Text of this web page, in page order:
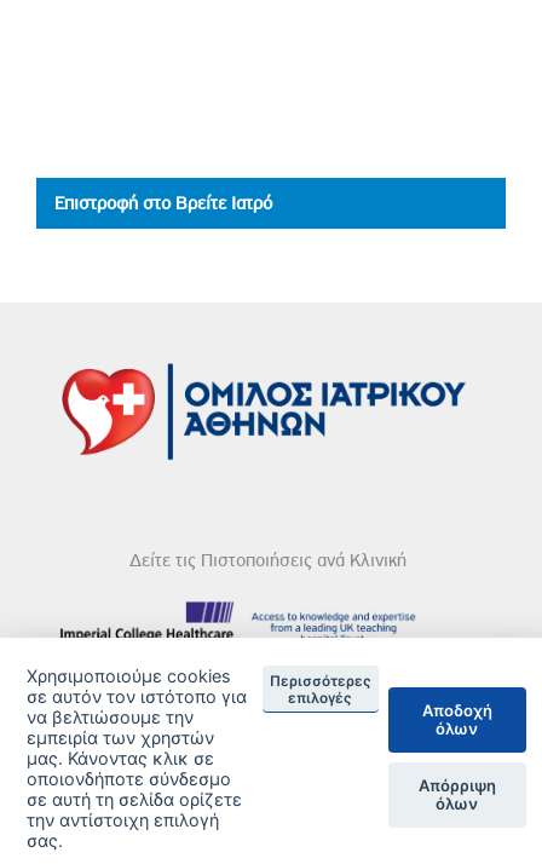
Επιστροφή στο Βρείτε Ιατρό
Δείτε τις Πιστοποιήσεις ανά Κλινική
DISCLAIMER
© 2026 Copyright © Iatriko.gr | Powered by Aboutnet
Χρησιμοποιούμε cookies
σε αυτόν τον ιστότοπο για
να βελτιώσουμε την
εμπειρία των χρηστών
μας. Κάνοντας κλικ σε
οποιονδήποτε σύνδεσμο
σε αυτή τη σελίδα ορίζετε
την αντίστοιχη επιλογή
σας.
Περισσότερες
επιλογές
Αποδοχή
όλων
Απόρριψη
όλων